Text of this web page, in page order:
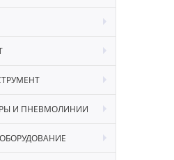
И ПНЕВМОЛИНИИ